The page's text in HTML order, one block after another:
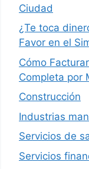
Ciudad
¿Te toca
Favor en el
Cómo
Completa por
Construcción
Industrias
Servicios de
Servicios